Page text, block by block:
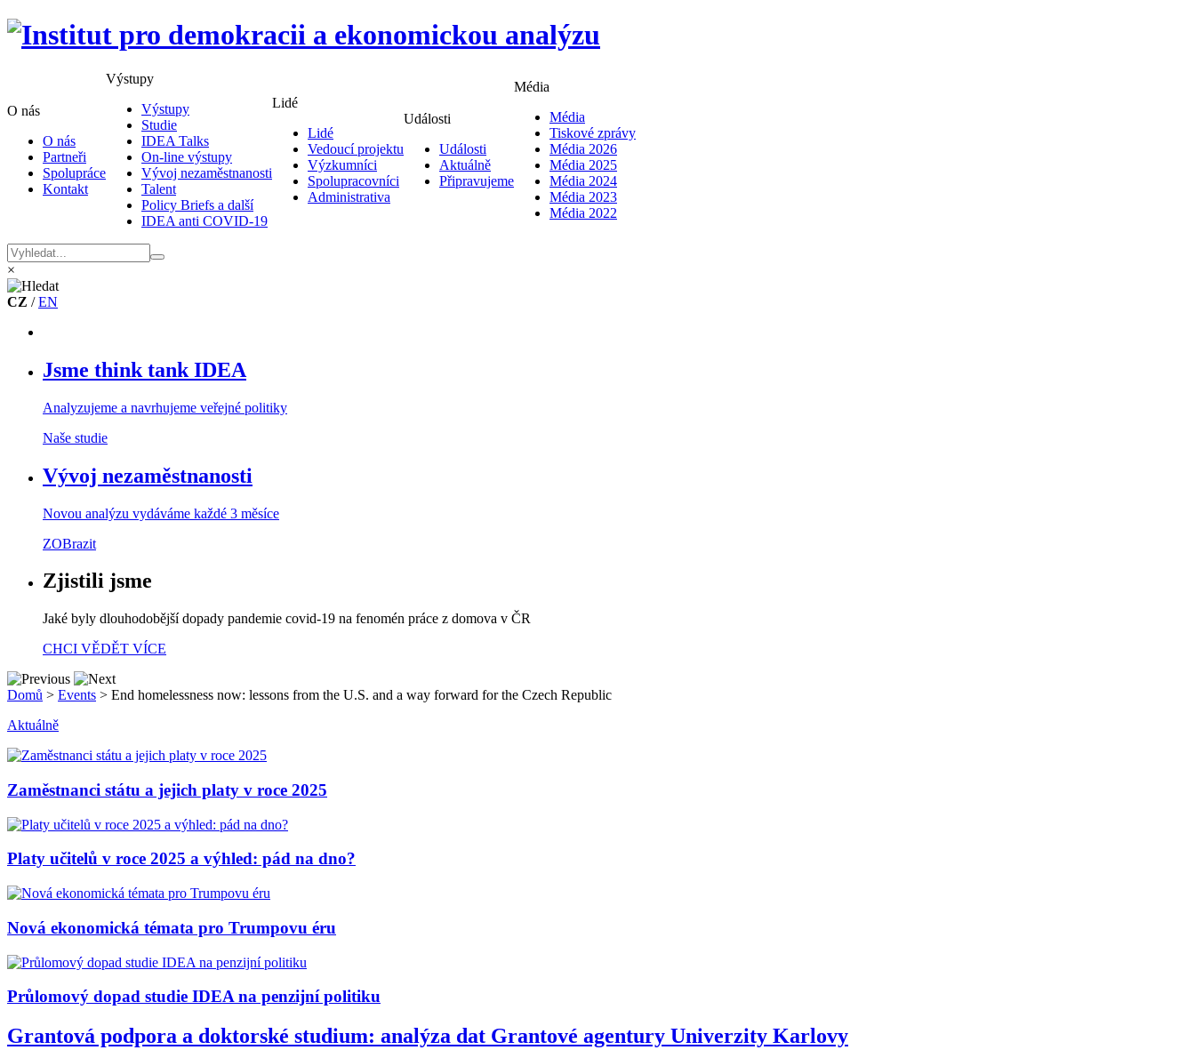
O nás
O nás
Partneři
Spolupráce
Kontakt
Výstupy
Výstupy
Studie
IDEA Talks
On-line výstupy
Vývoj nezaměstnanosti
Talent
Policy Briefs a další
IDEA anti COVID-19
Lidé
Lidé
Vedoucí projektu
Výzkumníci
Spolupracovníci
Administrativa
Události
Události
Aktuálně
Připravujeme
Média
Média
Tiskové zprávy
Média 2026
Média 2025
Média 2024
Média 2023
Média 2022
×
CZ /EN
Jsme think tank IDEA
Analyzujeme a navrhujeme veřejné politiky
Naše studie
Vývoj nezaměstnanosti
Novou analýzu vydáváme každé 3 měsíce
ZOBrazit
Zjistili jsme
Jaké byly dlouhodobější dopady pandemie covid-19 na fenomén práce z domova v ČR
CHCI VĚDĚT VÍCE
Domů > Events > End homelessness now: lessons from the U.S. and a way forward for the Czech Republic
Aktuálně
Zaměstnanci státu a jejich platy v roce 2025
Platy učitelů v roce 2025 a výhled: pád na dno?
Nová ekonomická témata pro Trumpovu éru
Průlomový dopad studie IDEA na penzijní politiku
Grantová podpora a doktorské studium: analýza dat Grantové agentury Univerzity Karlovy